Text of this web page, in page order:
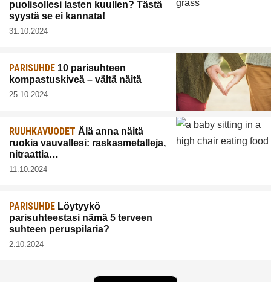
puolisollesi lasten kuullen? Tästä
syystä se ei kannata!
31.10.2024
PARISUHDE 10 parisuhteen
kompastuskiveä – vältä näitä
25.10.2024
RUUHKAVUODET Älä anna näitä
ruokia vauvallesi: raskasmetalleja,
nitraattia…
11.10.2024
PARISUHDE Löytyykö
parisuhteestasi nämä 5 terveen
suhteen peruspilaria?
2.10.2024